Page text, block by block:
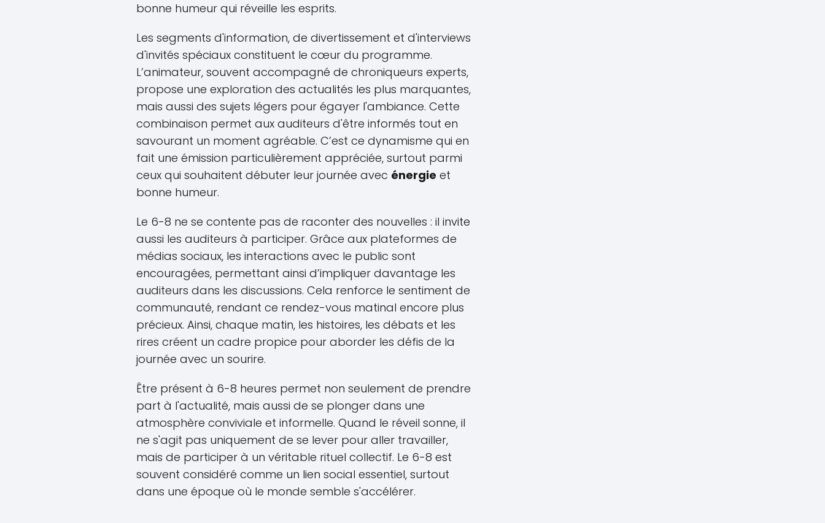
bonne humeur qui réveille les esprits.
Les segments d'information, de divertissement et d'interviews
d'invités spéciaux constituent le cœur du programme.
L’animateur, souvent accompagné de chroniqueurs experts,
propose une exploration des actualités les plus marquantes,
mais aussi des sujets légers pour égayer l'ambiance. Cette
combinaison permet aux auditeurs d'être informés tout en
savourant un moment agréable. C’est ce dynamisme qui en
fait une émission particulièrement appréciée, surtout parmi
ceux qui souhaitent débuter leur journée avec énergie et
bonne humeur.
Le 6-8 ne se contente pas de raconter des nouvelles : il invite
aussi les auditeurs à participer. Grâce aux plateformes de
médias sociaux, les interactions avec le public sont
encouragées, permettant ainsi d’impliquer davantage les
auditeurs dans les discussions. Cela renforce le sentiment de
communauté, rendant ce rendez-vous matinal encore plus
précieux. Ainsi, chaque matin, les histoires, les débats et les
rires créent un cadre propice pour aborder les défis de la
journée avec un sourire.
Être présent à 6-8 heures permet non seulement de prendre
part à l'actualité, mais aussi de se plonger dans une
atmosphère conviviale et informelle. Quand le réveil sonne, il
ne s'agit pas uniquement de se lever pour aller travailler,
mais de participer à un véritable rituel collectif. Le 6-8 est
souvent considéré comme un lien social essentiel, surtout
dans une époque où le monde semble s'accélérer.